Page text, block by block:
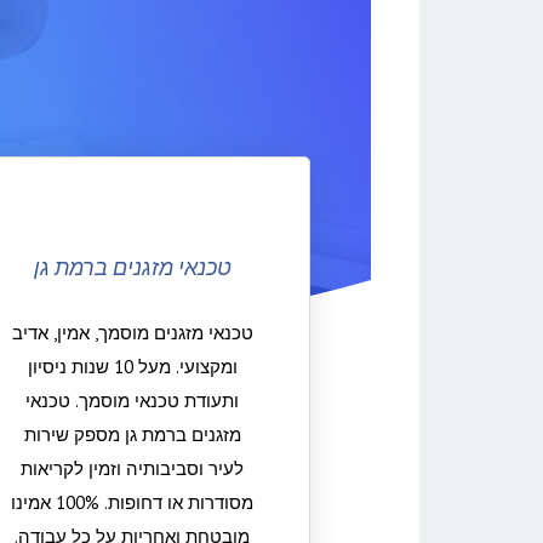
טכנאי מזגנים ברמת גן
טכנאי מזגנים מוסמך, אמין, אדיב
ומקצועי. מעל 10 שנות ניסיון
ותעודת טכנאי מוסמך. טכנאי
מזגנים ברמת גן מספק שירות
לעיר וסביבותיה וזמין לקריאות
מסודרות או דחופות. 100% אמינו
מובטחת ואחריות על כל עבודה.